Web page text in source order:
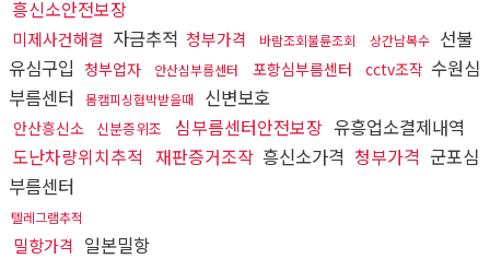
흥신소안전보장
미제사건해결 자금추적 청부가격 바람조회불륜조회 상간남복수 선불
유심구입 청부업자 안산심부름센터 포항심부름센터 cctv조작 수원심
부름센터
몸캠피싱협박받을때 신변보호
안산흥신소 신분증위조 심부름센터안전보장 유흥업소결제내역
도난차량위치추적 재판증거조작 흥신소가격 청부가격 군포심
부름센터
텔레그램추적
밀항가격 일본밀항